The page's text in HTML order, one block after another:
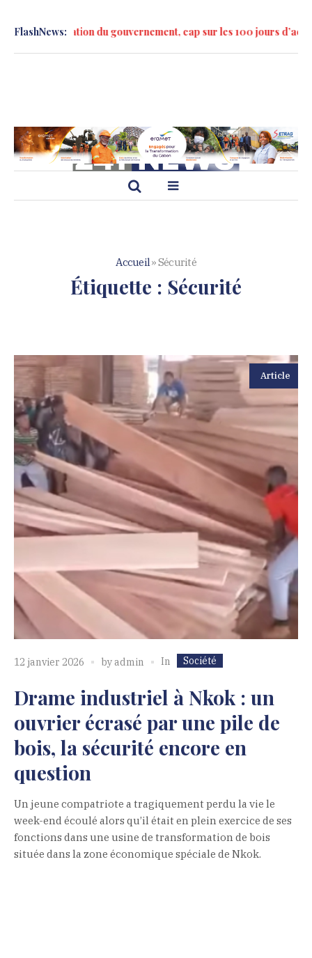
FlashNews:
la formation du gouvernement, cap sur les 100 jours d’action »
Accueil»Sécurité
Étiquette : Sécurité
Article
12 janvier 2026 byadmin In Société
Drame industriel à Nkok : un
ouvrier écrasé par une pile de
bois, la sécurité encore en
question
Un jeune compatriote a tragiquement perdu la vie le
week-end écoulé alors qu’il était en plein exercice de ses
fonctions dans une usine de transformation de bois
située dans la zone économique spéciale de Nkok.